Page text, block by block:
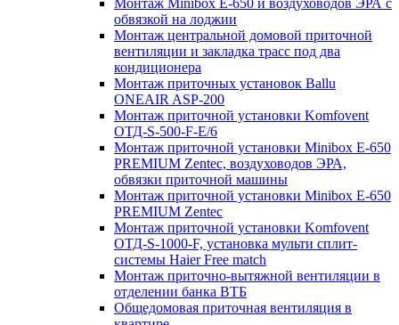
Монтаж Minibox E-650 и воздуховодов ЭРА с
обвязкой на лоджии
Монтаж центральной домовой приточной
вентиляции и закладка трасс под два
кондиционера
Монтаж приточных установок Ballu
ONEAIR ASP-200
Монтаж приточной установки Komfovent
ОТД-S-500-F-E/6
Монтаж приточной установки Minibox E-650
PREMIUM Zentec, воздуховодов ЭРА,
обвязки приточной машины
Монтаж приточной установки Minibox E-650
PREMIUM Zentec
Монтаж приточной установки Komfovent
ОТД-S-1000-F, установка мульти сплит-
системы Haier Free match
Монтаж приточно-вытяжной вентиляции в
отделении банка ВТБ
Общедомовая приточная вентиляция в